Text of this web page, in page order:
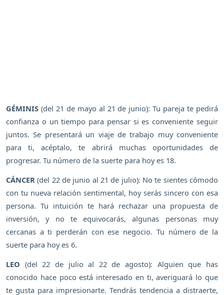
GÉMINIS (del 21 de mayo al 21 de junio): Tu pareja te pedirá
confianza o un tiempo para pensar si es conveniente seguir
juntos. Se presentará un viaje de trabajo muy conveniente
para ti, acéptalo, te abrirá muchas oportunidades de
progresar. Tu número de la suerte para hoy es 18.
CÁNCER (del 22 de junio al 21 de julio): No te sientes cómodo
con tu nueva relación sentimental, hoy serás sincero con esa
persona. Tu intuición te hará rechazar una propuesta de
inversión, y no te equivocarás, algunas personas muy
cercanas a ti perderán con ese negocio. Tu número de la
suerte para hoy es 6.
LEO (del 22 de julio al 22 de agosto): Alguien que has
conocido hace poco está interesado en ti, averiguará lo que
te gusta para impresionarte. Tendrás tendencia a distraerte,